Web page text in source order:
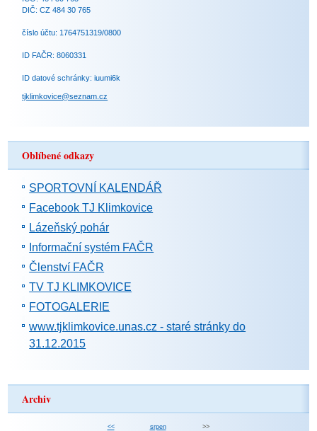
DIČ: CZ 484 30 765
číslo účtu: 1764751319/0800
ID FAČR: 8060331
ID datové schránky: iuumi6k
tjklimkovice@seznam.cz
Oblíbené odkazy
SPORTOVNÍ KALENDÁŘ
Facebook TJ Klimkovice
Lázeňský pohár
Informační systém FAČR
Členství FAČR
TV TJ KLIMKOVICE
FOTOGALERIE
www.tjklimkovice.unas.cz - staré stránky do
31.12.2015
Archiv
<< srpen >>